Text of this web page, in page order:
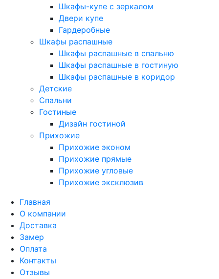
Шкафы-купе с зеркалом
Двери купе
Гардеробные
Шкафы распашные
Шкафы распашные в спальню
Шкафы распашные в гостиную
Шкафы распашные в коридор
Детские
Спальни
Гостиные
Дизайн гостиной
Прихожие
Прихожие эконом
Прихожие прямые
Прихожие угловые
Прихожие эксклюзив
Главная
О компании
Доставка
Замер
Оплата
Контакты
Отзывы